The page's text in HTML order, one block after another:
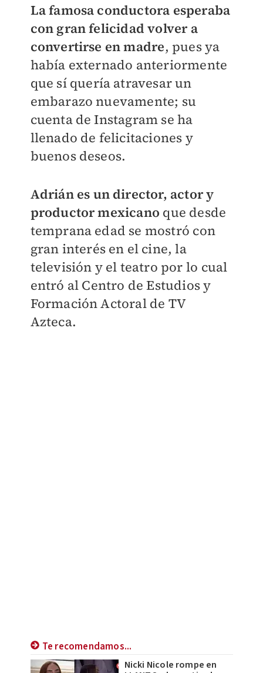
La famosa conductora esperaba
con gran felicidad volver a
convertirse en madre, pues ya
había externado anteriormente
que sí quería atravesar un
embarazo nuevamente; su
cuenta de Instagram se ha
llenado de felicitaciones y
buenos deseos.
Adrián es un director, actor y
productor mexicano que desde
temprana edad se mostró con
gran interés en el cine, la
televisión y el teatro por lo cual
entró al Centro de Estudios y
Formación Actoral de TV
Azteca.
Te recomendamos...
Nicki Nicole rompe en